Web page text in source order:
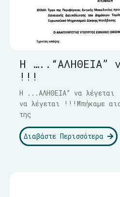
Η …..“ΑΛΗΘΕΙΑ”
!!!
Η ...ΑΛΗΘΕΙΑ” να
να λέγεται !!!Μπήκαμε
της
Διαβάστε Περισσότερα